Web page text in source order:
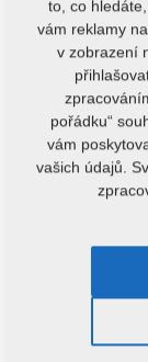
to, co
vám reklamy
v zobrazení
pořádku“
vám
vašich údajů.